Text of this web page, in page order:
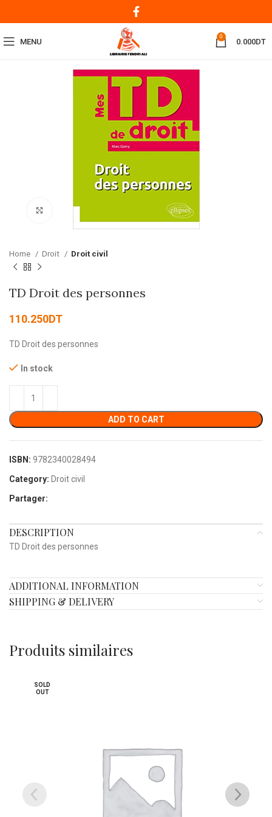
MENU
0
0.000DT
Click to enlarge
Home Droit Droit civil
TD Droit des personnes
110.250DT
TD Droit des personnes
In stock
ADD TO CART
ISBN: 9782340028494
Category: Droit civil
Partager:
DESCRIPTION
TD Droit des personnes
ADDITIONAL INFORMATION
SHIPPING & DELIVERY
Produits similaires